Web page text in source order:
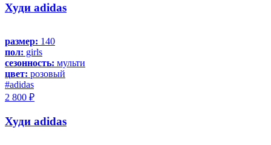
Худи adidas
размер: 140
пол: girls
сезонность: мульти
цвет: розовый
#adidas
2 800 ₽
Худи adidas